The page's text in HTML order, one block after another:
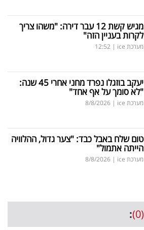
מגיש קשת 12 עבר דירה: "משהו צריך
לקרות בעניין הזה"
מערכת ice |
12:52
יעקב בוזגלו נפרד מחני אחרי 45 שנה:
"לא סומך על אף אחד"
מערכת ice |
8/8/2026
טום שלח באבל כבד: "צער גדול, ההלוויה
הייתה אתמול"
מערכת ice |
8/8/2026
(0)
: